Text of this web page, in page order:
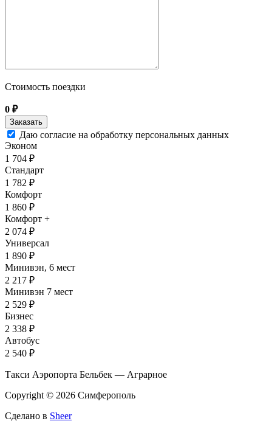
Стоимость поездки
0 ₽
Даю согласие на обработку персональных данных
Эконом
1 704 ₽
Стандарт
1 782 ₽
Комфорт
1 860 ₽
Комфорт +
2 074 ₽
Универсал
1 890 ₽
Минивэн, 6 мест
2 217 ₽
Минивэн 7 мест
2 529 ₽
Бизнес
2 338 ₽
Автобус
2 540 ₽
Такси Аэропорта Бельбек — Аграрное
Copyright © 2026 Симферополь
Сделано в Sheer